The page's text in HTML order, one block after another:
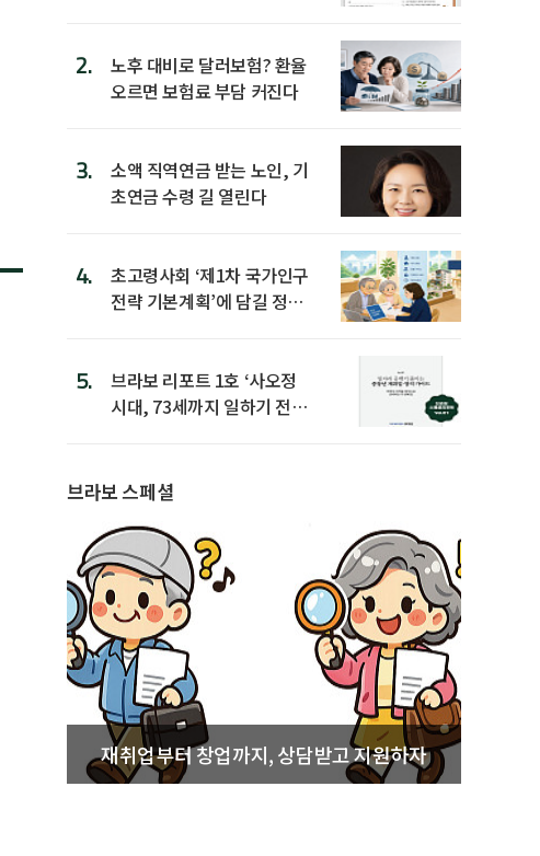
2.
노후 대비로 달러보험? 환율
오르면 보험료 부담 커진다
3.
소액 직역연금 받는 노인, 기
초연금 수령 길 열린다
4.
초고령사회 ‘제1차 국가인구
전략 기본계획’에 담길 정책
5.
브라보 리포트 1호 ‘사오정
시대, 73세까지 일하기 전략’
브라보 스페셜
재취업부터 창업까지, 상담받고 지원하자